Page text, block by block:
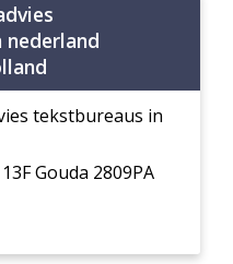
tekstbureaus in
Gouda 2809PA